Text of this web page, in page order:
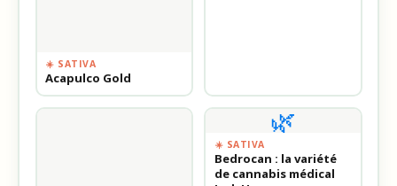
☀️ SATIVA
Acapulco Gold
🌿
☀️ SATIVA
Bedrocan : la variété
de cannabis médical